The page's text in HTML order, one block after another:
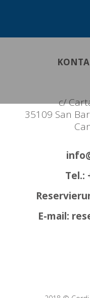
c/
35109 San
Tel.:
E-mail: